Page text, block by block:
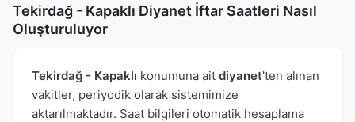
Tekirdağ - Kapaklı Diyanet İftar Saatleri Nasıl
Oluşturuluyor
Tekirdağ - Kapaklı konumuna ait diyanet'ten alınan
vakitler, periyodik olarak sistemimize
aktarılmaktadır. Saat bilgileri otomatik hesaplama